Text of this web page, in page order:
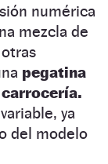
numérica
mezcla de
pegatina
ya
del modelo